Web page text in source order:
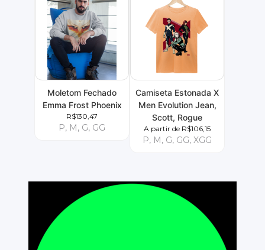
Moletom Fechado
Emma Frost Phoenix
R$130,47
P, M, G, GG
Camiseta Estonada X
Men Evolution Jean,
Scott, Rogue
A partir de R$106,15
P, M, G, GG, XGG